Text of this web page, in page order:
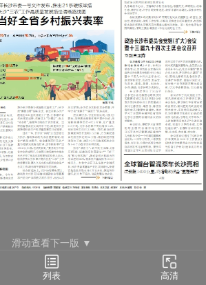
滑动查看下一版 ▼
要闻(02)
列表 高清